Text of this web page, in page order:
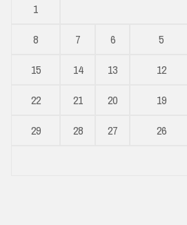
1
5
6
7
8
12
13
14
15
19
20
21
22
26
27
28
29